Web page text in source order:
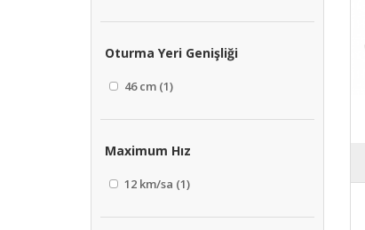
Oturma Yeri Genişliği
46 cm (1)
Maximum Hız
12 km/sa (1)